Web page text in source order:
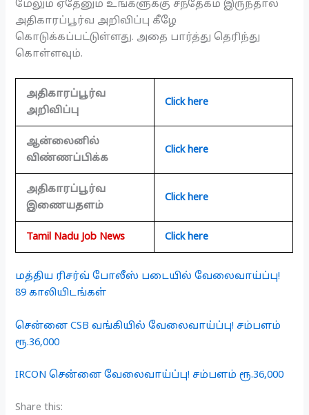
மேலும் ஏதேனும் உங்களுக்கு சந்தேகம் இருந்தால்
அதிகாரப்பூர்வ அறிவிப்பு கீழே
கொடுக்கப்பட்டுள்ளது. அதை பார்த்து தெரிந்து
கொள்ளவும்.
அதிகாரப்பூர்வ
அறிவிப்பு
Click here
ஆன்லைனில்
விண்ணப்பிக்க
Click here
அதிகாரப்பூர்வ
இணையதளம்
Click here
Tamil Nadu Job News Click here
மத்திய ரிசர்வ் போலீஸ் படையில் வேலைவாய்ப்பு!
89 காலியிடங்கள்
சென்னை CSB வங்கியில் வேலைவாய்ப்பு! சம்பளம்
ரூ.36,000
IRCON சென்னை வேலைவாய்ப்பு! சம்பளம் ரூ.36,000
Share this: